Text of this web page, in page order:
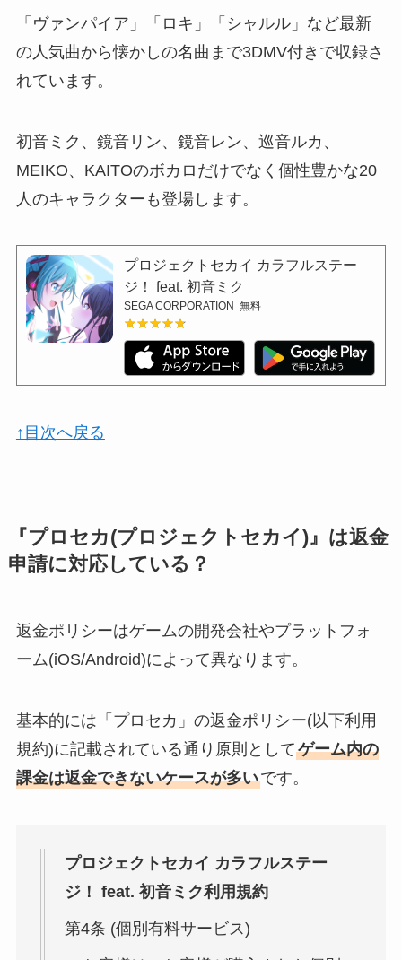
「ヴァンパイア」「ロキ」「シャルル」など最新
の人気曲から懐かしの名曲まで3DMV付きで収録さ
れています。
初音ミク、鏡音リン、鏡音レン、巡音ルカ、
MEIKO、KAITOのボカロだけでなく個性豊かな20
人のキャラクターも登場します。
プロジェクトセカイ カラフルステー
ジ！ feat. 初音ミク
SEGA CORPORATION 無料
★★★★★
★★★★★
↑目次へ戻る
『プロセカ(プロジェクトセカイ)』は返金
申請に対応している？
返金ポリシーはゲームの開発会社やプラットフォ
ーム(iOS/Android)によって異なります。
基本的には「プロセカ」の返金ポリシー(以下利用
規約)に記載されている通り原則としてゲーム内の
課金は返金できないケースが多いです。
プロジェクトセカイ カラフルステー
ジ！ feat. 初音ミク利用規約
第4条 (個別有料サービス)